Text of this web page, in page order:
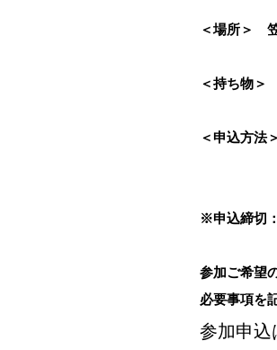
＜場所＞
＜持ち物＞
＜申込方法
WEB
※申込締切
参加ご希望
必要事項を
参加申